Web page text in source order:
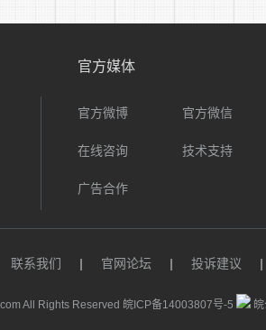
监督设区的市级以下各级机关公务员录
央公务员主管部门委托的公务员录用有
级公务员主管部门可以授权设区的市
区的市级以下公务员主管部门按照省
官方媒体
官方微博 官方微信
在线咨询 技术支持
广告合作
联系我们 | 官网论坛 | 投诉建议 |
All Rights Reserved 皖ICP备14003807号-5 皖